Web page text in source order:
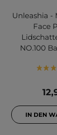
Unleashia -
Face
NO.100
IN DEN